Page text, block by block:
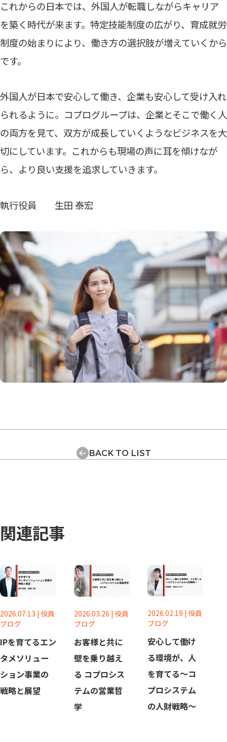
これからの日本では、外国人が転職しながらキャリア
を築く時代が来ます。特定技能制度の広がり、育成就労
制度の始まりにより、働き方の選択肢が増えていくから
です。
外国人が日本で安心して働き、企業も安心して受け入れ
られるように。コプログループは、企業とそこで働く人
の両方を見て、双方が成長していくようなビジネスを大
切にしています。これからも現場の声に耳を傾けなが
ら、より良い支援を追求していきます。
執行役員 生田 泰宏
BACK TO LIST
関連記事
2026.07.13 | 役員
ブログ
IPを育てるエン
タメソリュー
ション事業の
戦略と展望
2026.03.26 | 役員
ブログ
お客様と共に
壁を乗り越え
る コプロシス
テムの営業哲
学
2026.02.19 | 役員
ブログ
安心して働け
る環境が、人
を育てる～コ
プロシステム
の人財戦略～